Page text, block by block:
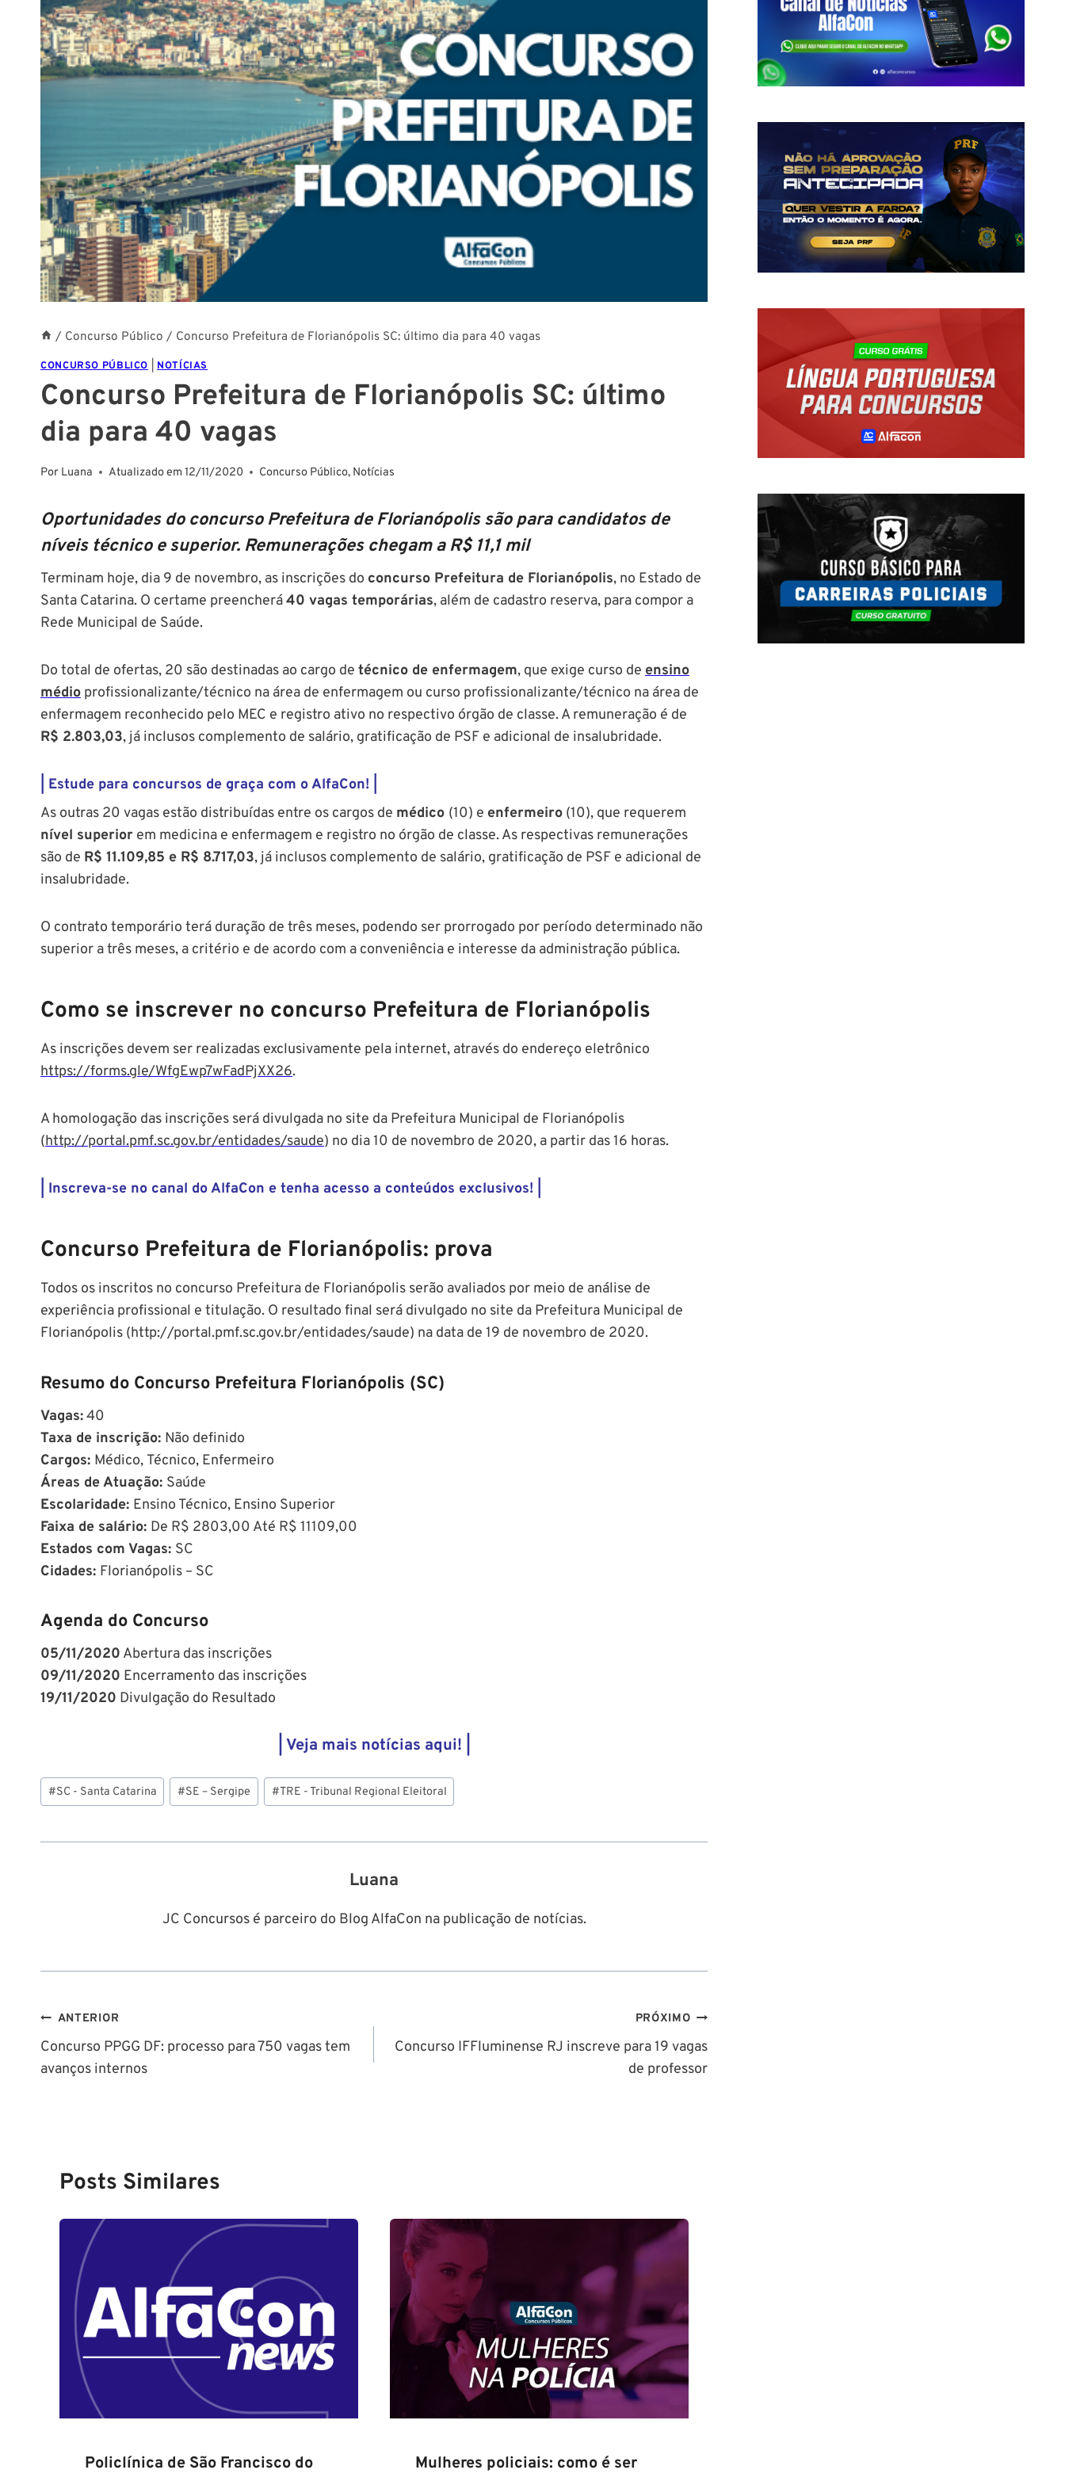
/ Concurso Público / Concurso Prefeitura de Florianópolis SC: último dia para 40 vagas
CONCURSO PÚBLICO NOTÍCIAS
Concurso Prefeitura de Florianópolis SC: último
dia para 40 vagas
Por Luana Atualizado em 12/11/2020 Concurso Público, Notícias
Oportunidades do concurso Prefeitura de Florianópolis são para candidatos de
níveis técnico e superior. Remunerações chegam a R$ 11,1 mil
Terminam hoje, dia 9 de novembro, as inscrições do concurso Prefeitura de Florianópolis, no Estado de
Santa Catarina. O certame preencherá40 vagas temporárias, além de cadastro reserva, para compor a
Rede Municipal de Saúde.
Do total de ofertas, 20 são destinadas ao cargo de técnico de enfermagem, que exige curso de ensino
médio profissionalizante/técnico na área de enfermagem ou curso profissionalizante/técnico na área de
enfermagem reconhecido pelo MEC e registro ativo no respectivo órgão de classe. A remuneração é de
R$ 2.803,03, já inclusos complemento de salário, gratificação de PSF e adicional de insalubridade.
| Estude para concursos de graça com o AlfaCon! |
As outras 20 vagas estão distribuídas entre os cargos de médico (10) e enfermeiro (10), que requerem
nível superior em medicina e enfermagem e registro no órgão de classe. As respectivas remunerações
são de R$ 11.109,85 e R$ 8.717,03, já inclusos complemento de salário, gratificação de PSF e adicional de
insalubridade.
O contrato temporário terá duração de três meses, podendo ser prorrogado por período determinado não
superior a três meses, a critério e de acordo com a conveniência e interesse da administração pública.
Como se inscrever no concurso Prefeitura de Florianópolis
As inscrições devem ser realizadas exclusivamente pela internet, através do endereço eletrônico
https://forms.gle/WfgEwp7wFadPjXX26.
A homologação das inscrições será divulgada no site da Prefeitura Municipal de Florianópolis
(http://portal.pmf.sc.gov.br/entidades/saude) no dia 10 de novembro de 2020, a partir das 16 horas.
| Inscreva-se no canal do AlfaCon e tenha acesso a conteúdos exclusivos! |
Concurso Prefeitura de Florianópolis: prova
Todos os inscritos no concurso Prefeitura de Florianópolis serão avaliados por meio de análise de
experiência profissional e titulação. O resultado final será divulgado no site da Prefeitura Municipal de
Florianópolis (http://portal.pmf.sc.gov.br/entidades/saude) na data de 19 de novembro de 2020.
Resumo do Concurso Prefeitura Florianópolis (SC)
Vagas:40
Taxa de inscrição: Não definido
Cargos: Médico, Técnico, Enfermeiro
Áreas de Atuação: Saúde
Escolaridade: Ensino Técnico, Ensino Superior
Faixa de salário: De R$ 2803,00 Até R$ 11109,00
Estados com Vagas: SC
Cidades: Florianópolis – SC
Agenda do Concurso
05/11/2020 Abertura das inscrições
09/11/2020 Encerramento das inscrições
19/11/2020 Divulgação do Resultado
| Veja mais notícias aqui! |
Tags
do
#SC - Santa Catarina #SE – Sergipe #TRE - Tribunal Regional Eleitoral
Luana
JC Concursos é parceiro do Blog AlfaCon na publicação de notícias.
Navegação
de
ANTERIOR
Concurso PPGG DF: processo para 750 vagas tem
avanços internos
PRÓXIMO
Concurso IFFluminense RJ inscreve para 19 vagas
de professor
Posts Similares
Policlínica de São Francisco do Mulheres policiais: como é ser